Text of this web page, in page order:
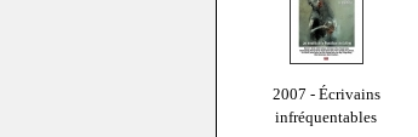
2007 - Écrivains
infréquentables